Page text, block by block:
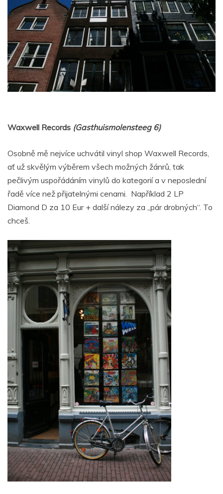
Waxwell Records (Gasthuismolensteeg 6)
Osobně mě nejvíce uchvátil vinyl shop Waxwell Records,
ať už skvělým výběrem všech možných žánrů, tak
pečlivým uspořádáním vinylů do kategorií a v neposlední
řadě více než přijatelnými cenami. Například 2 LP
Diamond D za 10 Eur + další nálezy za „pár drobných“. To
chceš.